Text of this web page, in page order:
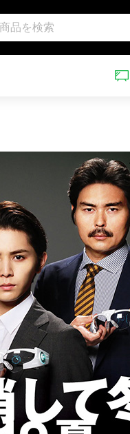
CD) その他
アンパンマン